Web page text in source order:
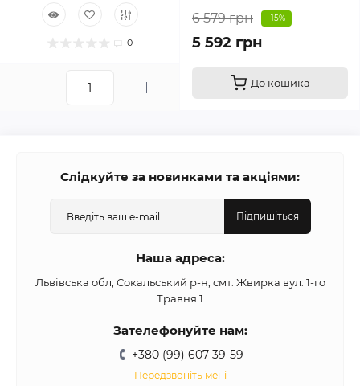
0
6 579 грн -15%
5 592 грн
До кошика
Слідкуйте за новинками та акціями:
Підпишіться
Наша адреса:
Львівська обл, Сокальський р-н, смт. Жвирка вул. 1-го
Травня 1
Зателефонуйте нам:
+380 (99) 607-39-59
Передзвоніть мені